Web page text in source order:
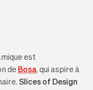
est
de Bosa, qui aspire à
Slices of Design